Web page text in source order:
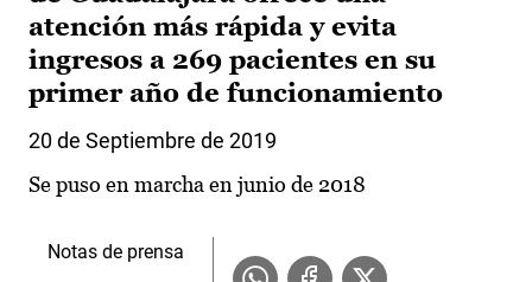
atención más rápida y evita
ingresos a 269 pacientes en su
primer año de funcionamiento
20 de Septiembre de 2019
Se puso en marcha en junio de 2018
Notas de prensa